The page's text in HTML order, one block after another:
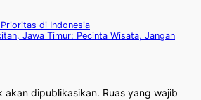
di Indonesia
Jawa Timur: Pecinta Wisata, Jangan
akan dipublikasikan. Ruas yang wajib